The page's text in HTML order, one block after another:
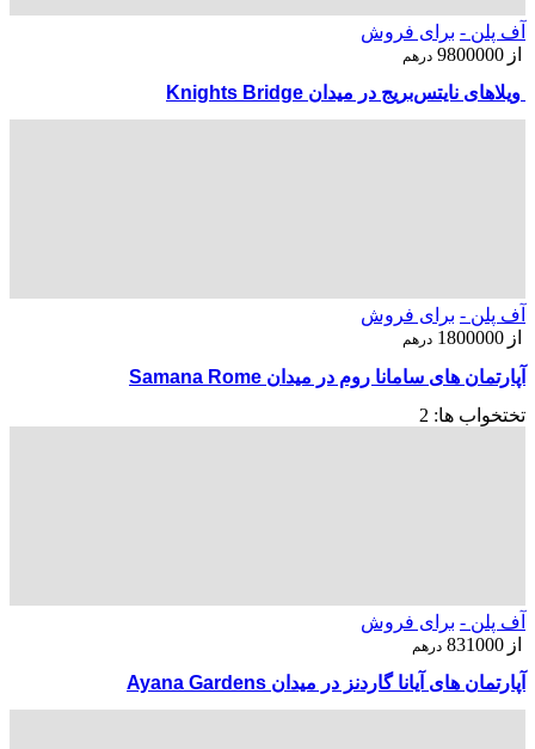
آف پلن - برای فروش
از 9800000 درهم
ویلاهای نایتس‌بریج در میدان Knights Bridge
آف پلن - برای فروش
از 1800000 درهم
آپارتمان های سامانا روم در میدان Samana Rome
تختخواب ها: 2
آف پلن - برای فروش
از 831000 درهم
آپارتمان های آیانا گاردنز در میدان Ayana Gardens